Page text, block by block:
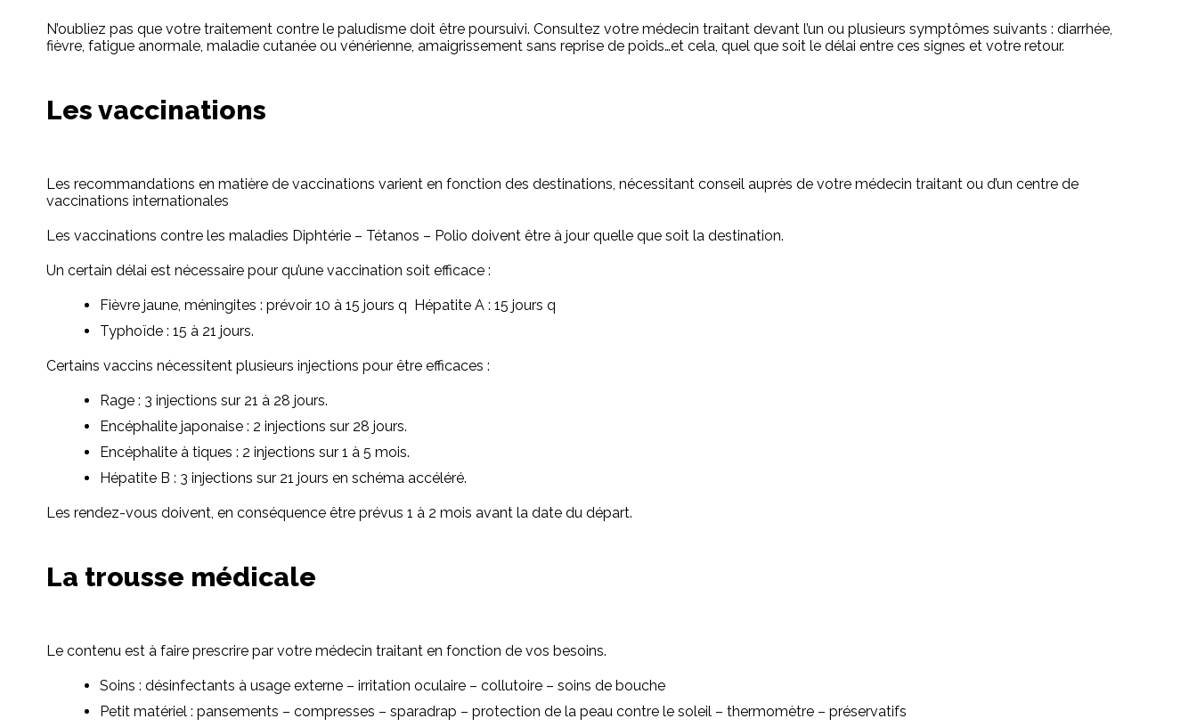
N’oubliez pas que votre traitement contre le paludisme doit être poursuivi. Consultez votre médecin traitant devant l’un ou plusieurs symptômes suivants : diarrhée,
fièvre, fatigue anormale, maladie cutanée ou vénérienne, amaigrissement sans reprise de poids…et cela, quel que soit le délai entre ces signes et votre retour.
Les vaccinations
Les recommandations en matière de vaccinations varient en fonction des destinations, nécessitant conseil auprès de votre médecin traitant ou d’un centre de
vaccinations internationales
Les vaccinations contre les maladies Diphtérie – Tétanos – Polio doivent être à jour quelle que soit la destination.
Un certain délai est nécessaire pour qu’une vaccination soit efficace :
Fièvre jaune, méningites : prévoir 10 à 15 jours q Hépatite A : 15 jours q
Typhoïde : 15 à 21 jours.
Certains vaccins nécessitent plusieurs injections pour être efficaces :
Rage : 3 injections sur 21 à 28 jours.
Encéphalite japonaise : 2 injections sur 28 jours.
Encéphalite à tiques : 2 injections sur 1 à 5 mois.
Hépatite B : 3 injections sur 21 jours en schéma accéléré.
Les rendez-vous doivent, en conséquence être prévus 1 à 2 mois avant la date du départ.
La trousse médicale
Le contenu est à faire prescrire par votre médecin traitant en fonction de vos besoins.
Soins : désinfectants à usage externe – irritation oculaire – collutoire – soins de bouche
Petit matériel : pansements – compresses – sparadrap – protection de la peau contre le soleil – thermomètre – préservatifs